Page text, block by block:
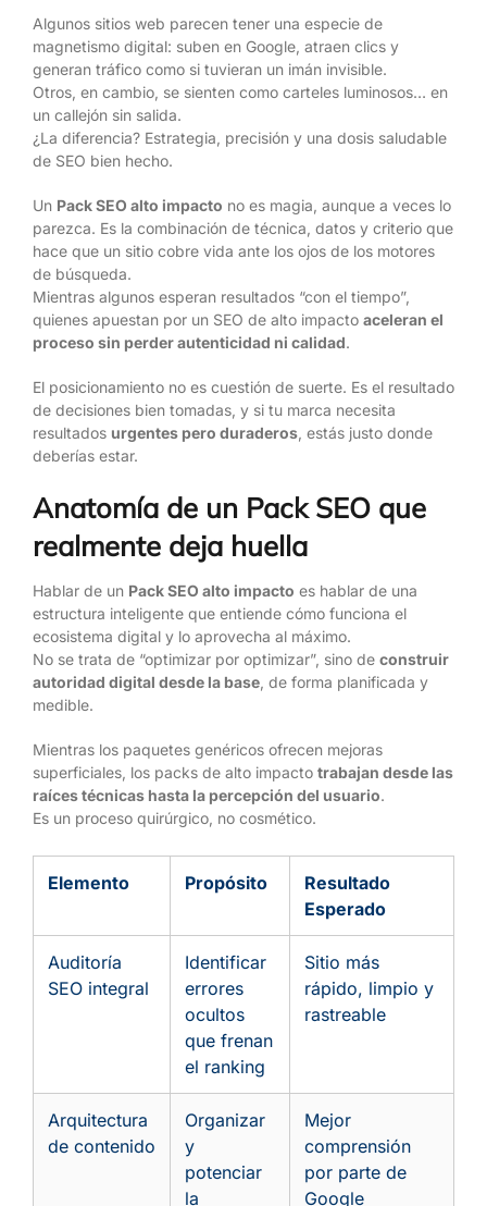
Algunos sitios web parecen tener una especie de
magnetismo digital: suben en Google, atraen clics y
generan tráfico como si tuvieran un imán invisible.
Otros, en cambio, se sienten como carteles luminosos… en
un callejón sin salida.
¿La diferencia? Estrategia, precisión y una dosis saludable
de SEO bien hecho.
Un Pack SEO alto impacto no es magia, aunque a veces lo
parezca. Es la combinación de técnica, datos y criterio que
hace que un sitio cobre vida ante los ojos de los motores
de búsqueda.
Mientras algunos esperan resultados “con el tiempo”,
quienes apuestan por un SEO de alto impacto aceleran el
proceso sin perder autenticidad ni calidad.
El posicionamiento no es cuestión de suerte. Es el resultado
de decisiones bien tomadas, y si tu marca necesita
resultados urgentes pero duraderos , estás justo donde
deberías estar.
Anatomía de un Pack SEO que
realmente deja huella
Hablar de un Pack SEO alto impacto es hablar de una
estructura inteligente que entiende cómo funciona el
ecosistema digital y lo aprovecha al máximo.
No se trata de “optimizar por optimizar”, sino de construir
autoridad digital desde la base , de forma planificada y
medible.
Mientras los paquetes genéricos ofrecen mejoras
superficiales, los packs de alto impacto trabajan desde las
raíces técnicas hasta la percepción del usuario.
Es un proceso quirúrgico, no cosmético.
Elemento Propósito
Resultado
Esperado
Auditoría
SEO integral
Identificar
errores
ocultos
que frenan
el ranking
Sitio más
rápido, limpio y
rastreable
Arquitectura
de contenido
Organizar
y
potenciar
la
Mejor
comprensión
por parte de
Google